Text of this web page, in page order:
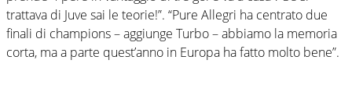
trattava di Juve sai le teorie!”. “Pure Allegri ha centrato due
finali di champions – aggiunge Turbo – abbiamo la memoria
corta, ma a parte quest’anno in Europa ha fatto molto bene”.